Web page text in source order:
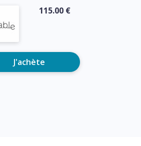
115.00 €
J'achète